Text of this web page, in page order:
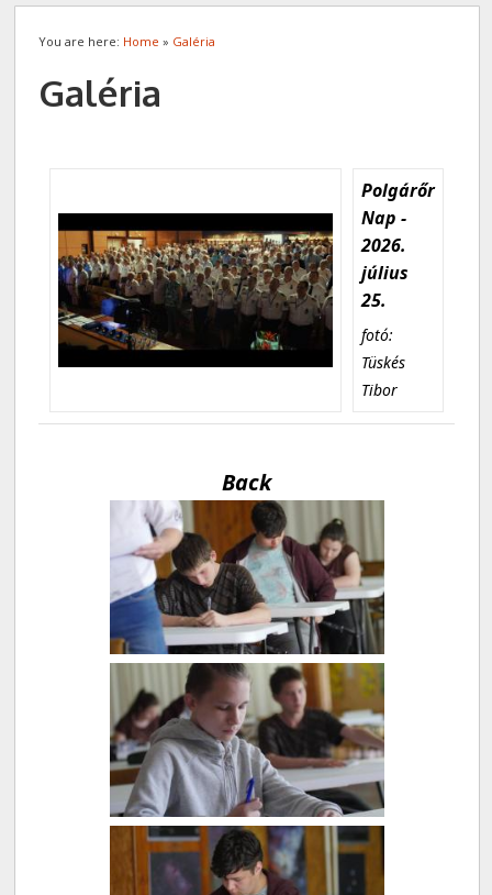
You are here: Home » Galéria
Galéria
Polgárőr
Nap -
2026.
július
25.
fotó:
Tüskés
Tibor
Back